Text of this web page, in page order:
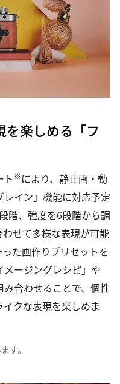
を楽しめる「フ
ト※により、静止画・動
イン」機能に対応予定
階、強度を6段階から調
せて多様な表現が可能
た画作りプリセットを
ージングレシピ」や
み合わせることで、個性
クな表現を楽しめま
す。